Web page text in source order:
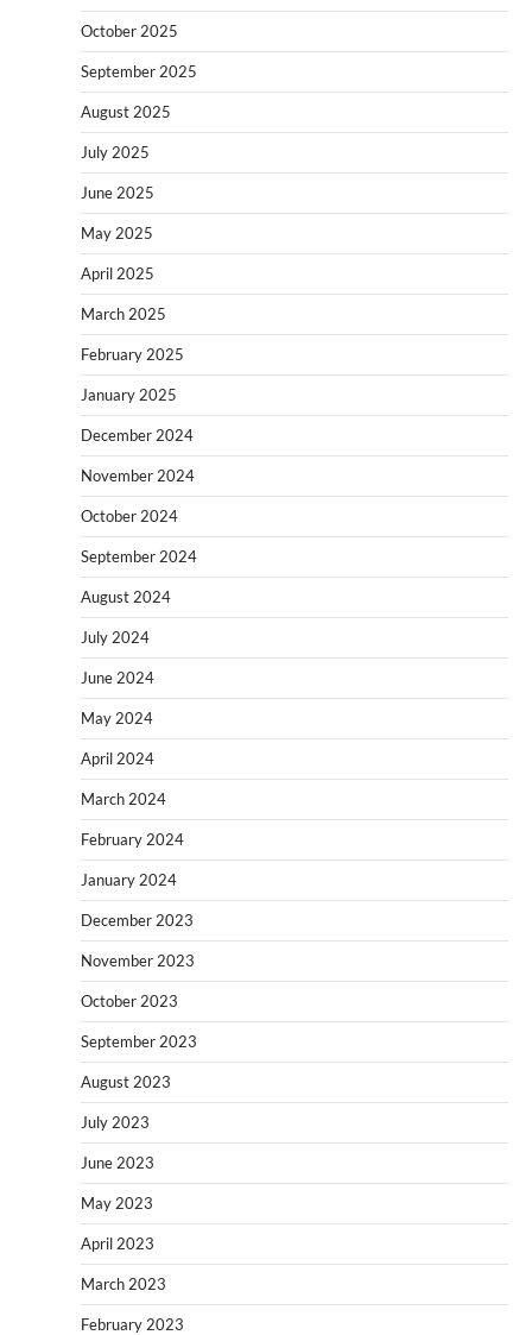
October 2025
September 2025
August 2025
July 2025
June 2025
May 2025
April 2025
March 2025
February 2025
January 2025
December 2024
November 2024
October 2024
September 2024
August 2024
July 2024
June 2024
May 2024
April 2024
March 2024
February 2024
January 2024
December 2023
November 2023
October 2023
September 2023
August 2023
July 2023
June 2023
May 2023
April 2023
March 2023
February 2023